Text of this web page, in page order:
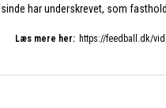
har underskrevet, som
Læs mere her: https://feedball.dk/